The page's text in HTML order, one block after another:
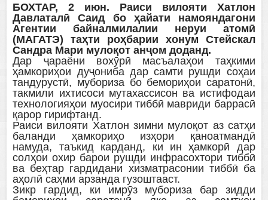
БОХТАР, 2 июн. Раиси вилояти Хатлон
Давлаталӣ Саид бо ҳайати намояндагони
Агентии байналмилалии неруи атомӣ
(МАГАТЭ) таҳти роҳбарии хонум Стейскал
Сандра Мари мулоқот анҷом доданд.
Дар ҷараёни вохӯрӣ масъалаҳои таҳкими
ҳамкориҳои дуҷониба дар самти рушди соҳаи
тандурустӣ, мубориза бо бемориҳои саратонӣ,
такмили ихтисоси мутахассисон ва истифодаи
технологияҳои муосири тиббӣ мавриди баррасӣ
қарор гирифтанд.
Раиси вилояти Хатлон зимни мулоқот аз сатҳи
баланди ҳамкориҳо изҳори қаноатмандӣ
намуда, таъкид карданд, ки ин ҳамкорӣ дар
солҳои охир барои рушди инфрасохтори тиббӣ
ва беҳтар гардидани хизматрасонии тиббӣ ба
аҳолӣ саҳми арзанда гузоштааст.
Зикр гардид, ки имрӯз мубориза бар зидди